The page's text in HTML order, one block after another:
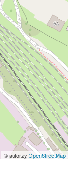
© autorzy OpenStreetMap